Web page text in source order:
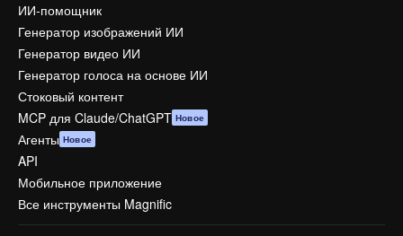
ИИ-помощник
Генератор изображений ИИ
Генератор видео ИИ
Генератор голоса на основе ИИ
Стоковый контент
MCP для Claude/ChatGPT Новое
Агенты Новое
API
Мобильное приложение
Все инструменты Magnific